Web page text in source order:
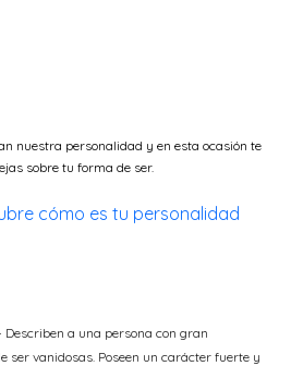
nuestra personalidad y en esta ocasión te
sobre tu forma de ser.
cómo es tu personalidad
Describen a una persona con gran
ser vanidosas. Poseen un carácter fuerte y